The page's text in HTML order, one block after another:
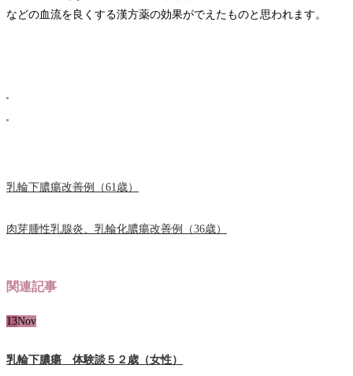
などの血流を良くする漢方薬の効果がでえたものと思われます。
乳輪下膿瘍改善例（61歳）
肉芽腫性乳腺炎、乳輪化膿瘍改善例（36歳）
関連記事
13Nov
乳輪下膿瘍 体験談５２歳（女性）